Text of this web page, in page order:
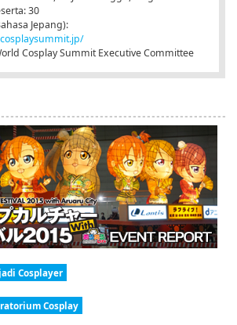
30
Jepang):
Cosplay Summit Executive Committee
Cosplayer
Cosplay